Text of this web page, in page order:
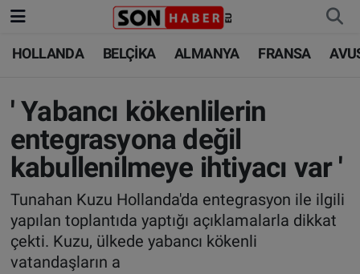
HOLLANDA BELÇİKA ALMANYA FRANSA
' Yabancı kökenlilerin
entegrasyona değil
kabullenilmeye ihtiyacı var '
Tunahan Kuzu Hollanda'da entegrasyon ile ilgili
yapılan toplantıda yaptığı açıklamalarla dikkat
çekti. Kuzu, ülkede yabancı kökenli
vatandaşların a
HOLLANDA
BELÇİKA
ALMANYA
AVUSTURYA
SAĞLIK - YAŞAM
HOLLANDA
BELÇİKA
ALMANYA
DÜNYA
BİLİM-TEKNOLOJİ
Nöbetçi Eczaneler
Hava Durumu
Trafik Durumu
Süper Lig Puan Durumu ve Fikstür
Tüm Manşetler
Son Dakika Haberleri